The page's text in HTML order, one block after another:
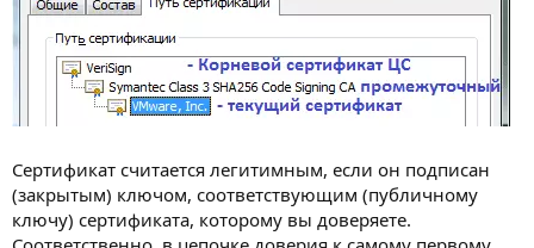
Сертификат считается легитимным, если он подписан
(закрытым) ключом, соответствующим (публичному
ключу) сертификата, которому вы доверяете.